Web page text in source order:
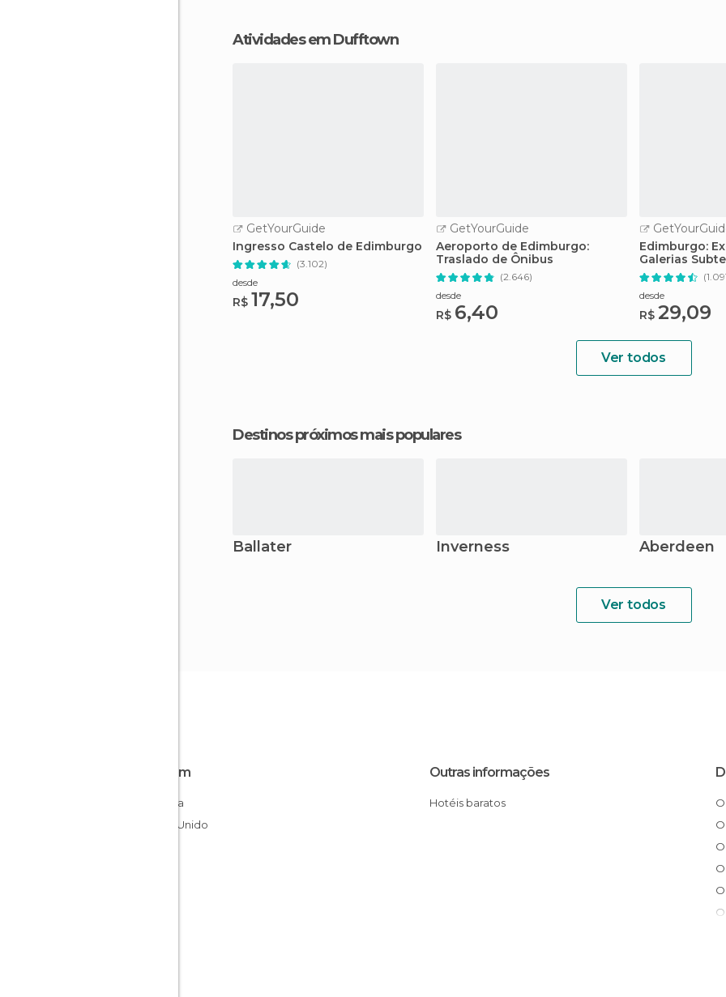
Atividades em Dufftown
GetYourGuide
Ingresso Castelo de Edimburgo
(3.102)
desde
R$ 17,50
GetYourGuide
Aeroporto de Edimburgo:
Traslado de Ônibus
(2.646)
desde
R$ 6,40
Edimburgo:
Galerias
desde
R$ 29,09
Ver todos
Destinos próximos mais populares
Ballater Inverness Aberdeen
Ver todos
Fica em
Escócia
Reino Unido
Outras informações
Hotéis baratos